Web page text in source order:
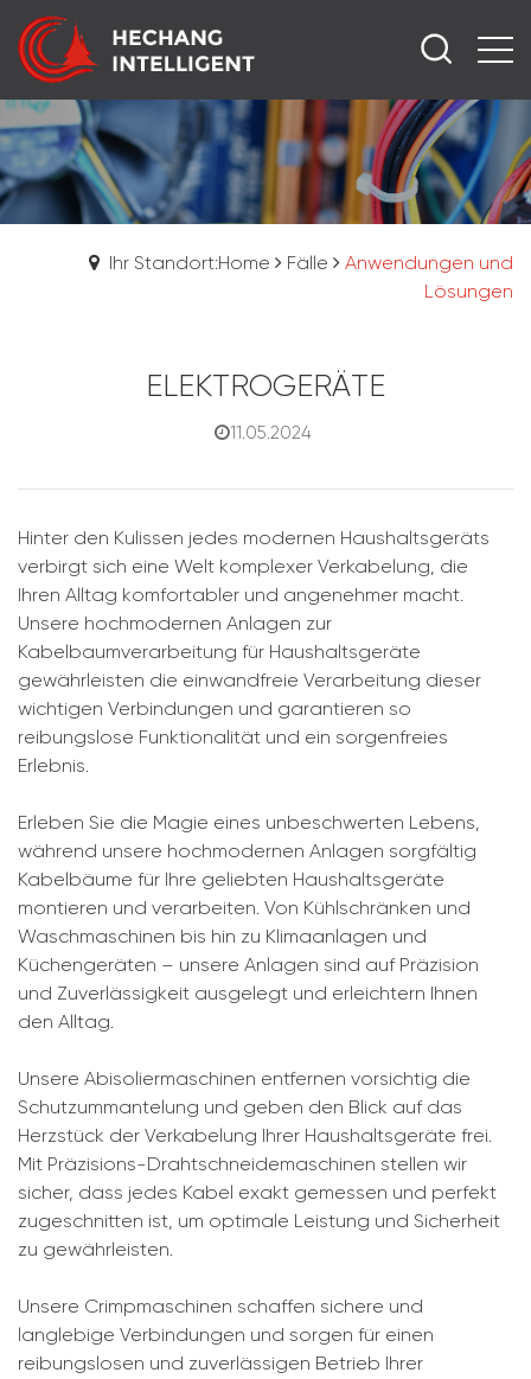
Ihr Standort:Home Fälle
Anwendungen und
Lösungen
ELEKTROGERÄTE
11.05.2024
Hinter den Kulissen jedes modernen Haushaltsgeräts
verbirgt sich eine Welt komplexer Verkabelung, die
Ihren Alltag komfortabler und angenehmer macht.
Unsere hochmodernen Anlagen zur
Kabelbaumverarbeitung für Haushaltsgeräte
gewährleisten die einwandfreie Verarbeitung dieser
wichtigen Verbindungen und garantieren so
reibungslose Funktionalität und ein sorgenfreies
Erlebnis.
Erleben Sie die Magie eines unbeschwerten Lebens,
während unsere hochmodernen Anlagen sorgfältig
Kabelbäume für Ihre geliebten Haushaltsgeräte
montieren und verarbeiten. Von Kühlschränken und
Waschmaschinen bis hin zu Klimaanlagen und
Küchengeräten – unsere Anlagen sind auf Präzision
und Zuverlässigkeit ausgelegt und erleichtern Ihnen
den Alltag.
Unsere Abisoliermaschinen entfernen vorsichtig die
Schutzummantelung und geben den Blick auf das
Herzstück der Verkabelung Ihrer Haushaltsgeräte frei.
Mit Präzisions-Drahtschneidemaschinen stellen wir
sicher, dass jedes Kabel exakt gemessen und perfekt
zugeschnitten ist, um optimale Leistung und Sicherheit
zu gewährleisten.
Unsere Crimpmaschinen schaffen sichere und
langlebige Verbindungen und sorgen für einen
reibungslosen und zuverlässigen Betrieb Ihrer